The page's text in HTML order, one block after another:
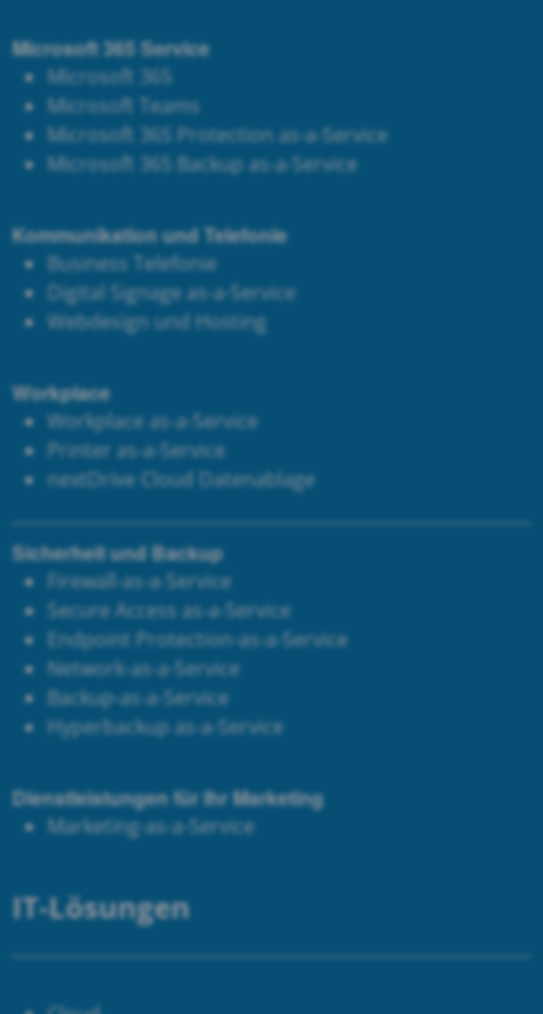
Microsoft 365 Service
Microsoft 365
Microsoft Teams
Microsoft 365 Protection as-a-Service
Microsoft 365 Backup as-a-Service
Kommunikation und Telefonie
Business Telefonie
Digital Signage as-a-Service
Webdesign und Hosting
Workplace
Workplace as-a-Service
Printer as-a-Service
nextDrive Cloud Datenablage
Sicherheit und Backup
Firewall-as-a-Service
Secure Access as-a-Service
Endpoint Protection-as-a-Service
Network-as-a-Service
Backup-as-a-Service
Hyperbackup as-a-Service
Dienstleistungen für Ihr Marketing
Marketing-as-a-Service
IT-Lösungen